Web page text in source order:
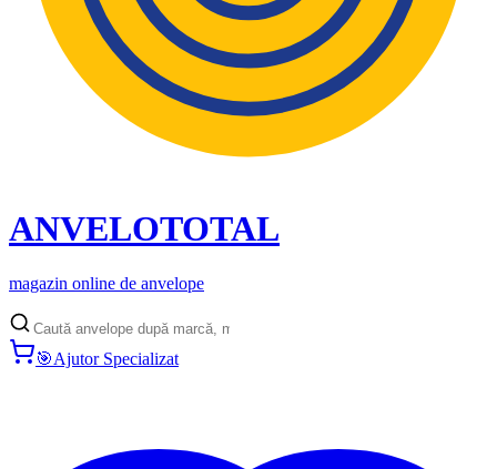
ANVELOTOTAL
magazin online de anvelope
🎯Ajutor Specializat